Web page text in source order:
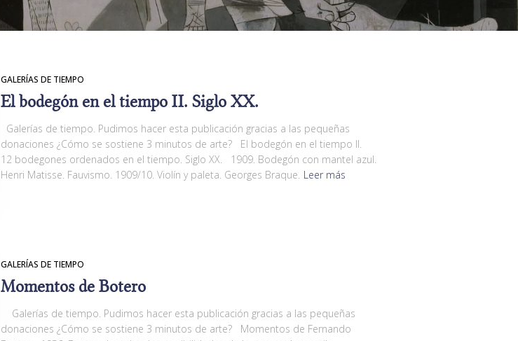
GALERÍAS DE TIEMPO
El bodegón en el tiempo II. Siglo XX.
Galerías de tiempo. Pudimos hacer esta publicación gracias a las pequeñas
donaciones ¿Cómo se sostiene 3 minutos de arte? El bodegón en el tiempo II.
12 bodegones ordenados en el tiempo. Siglo XX. 1909. Bodegón con mantel azul.
Henri Matisse. Fauvismo. 1909/10. Violín y paleta. Georges Braque. Leer más
GALERÍAS DE TIEMPO
Momentos de Botero
Galerías de tiempo. Pudimos hacer esta publicación gracias a las pequeñas
donaciones ¿Cómo se sostiene 3 minutos de arte? Momentos de Fernando